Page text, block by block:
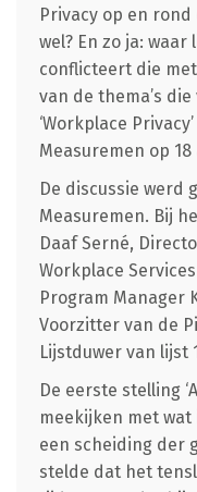
Privacy op en
wel? En zo ja:
conflicteert die
van de thema’s
‘Workplace
Measuremen op
De discussie werd
Measuremen. Bij
Daaf Serné,
Workplace
Program Manager
Voorzitter van de
Lijstduwer van lijst
De eerste stelling
meekijken met wat
een scheiding der
stelde dat het